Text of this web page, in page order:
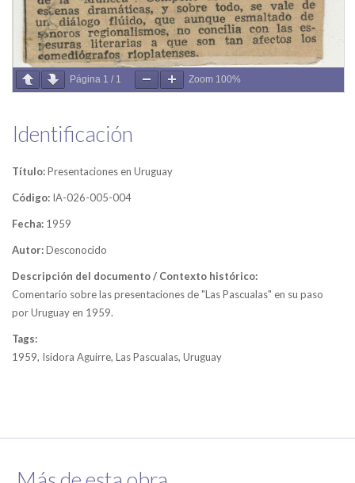
Página 1 / 1 Zoom 100%
Identificación
Título:Presentaciones en Uruguay
Código: IA-026-005-004
Fecha: 1959
Autor:Desconocido
Descripción del documento / Contexto histórico:
Comentario sobre las presentaciones de "Las Pascualas" en su paso
por Uruguay en 1959.
Tags:
1959, Isidora Aguirre, Las Pascualas, Uruguay